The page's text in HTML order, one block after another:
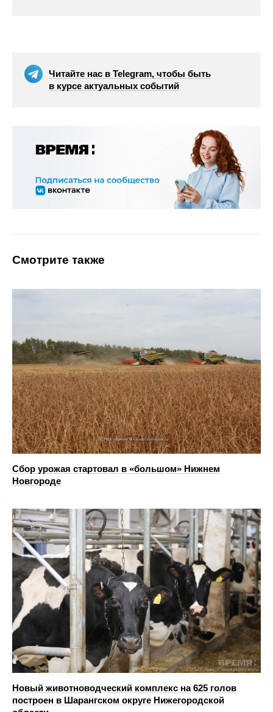
Читайте нас в Telegram, чтобы быть
в курсе актуальных событий
Смотрите также
Сбор урожая стартовал в «большом» Нижнем
Новгороде
Новый животноводческий комплекс на 625 голов
построен в Шарангском округе Нижегородской